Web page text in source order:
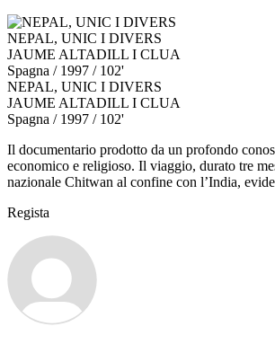
NEPAL, UNIC I DIVERS
JAUME ALTADILL I CLUA
Spagna / 1997 / 102'
NEPAL, UNIC I DIVERS
JAUME ALTADILL I CLUA
Spagna / 1997 / 102'
Il documentario prodotto da un profondo
economico e religioso. Il viaggio, durato tre
nazionale Chitwan al confine con l’India,
Regista